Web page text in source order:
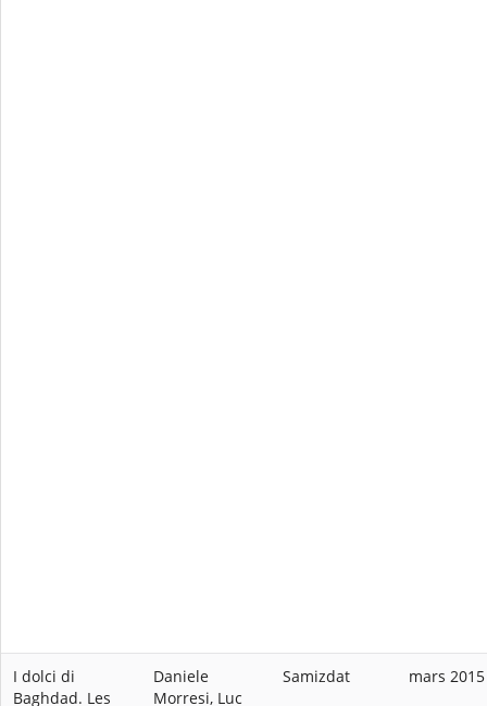
I dolci di
Baghdad. Les
Daniele
Morresi, Luc
Samizdat mars 2015